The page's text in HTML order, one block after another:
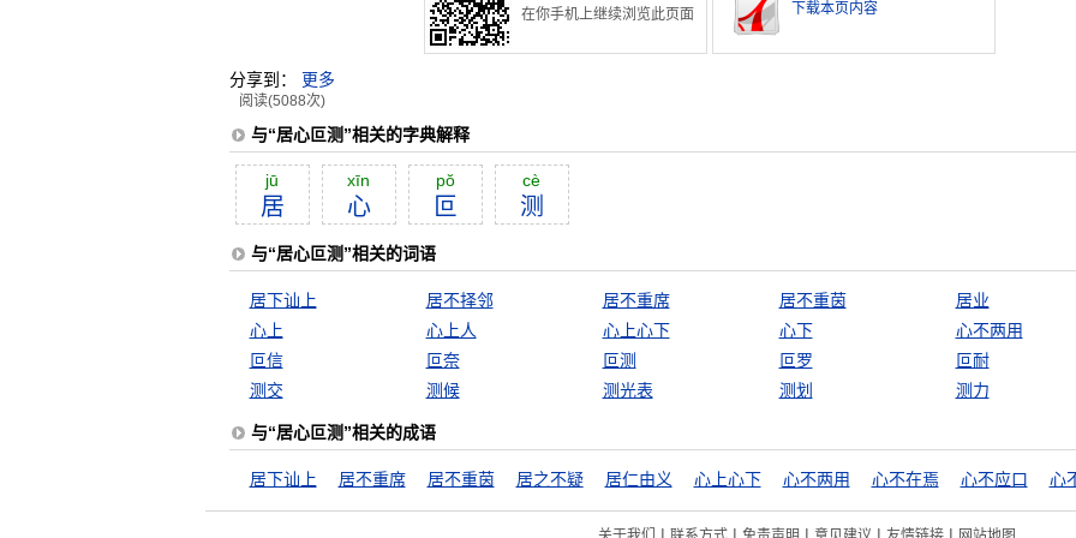
在你手机上继续浏览此页面
下载本页内容
分享到： 更多
阅读(5088次)
与“居心叵测”相关的字典解释
jū
居
xīn
心
pŏ
叵
cè
测
与“居心叵测”相关的词语
居下讪上 居不择邻 居不重席 居不重茵
居业
心上
心上人 心上心下 心下
心不两用
叵信
叵奈 叵测 叵罗
叵耐
测交
测候 测光表 测划 测力
与“居心叵测”相关的成语
居下讪上 居不重席 居不重茵 居之不疑 居仁由义 心上心下 心不两用 心不在焉 心不应口 心